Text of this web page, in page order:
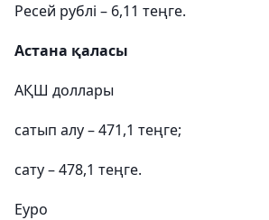
Ресей рублі – 6,11 теңге.
Астана қаласы
АҚШ доллары
сатып алу – 471,1 теңге;
сату – 478,1 теңге.
Еуро